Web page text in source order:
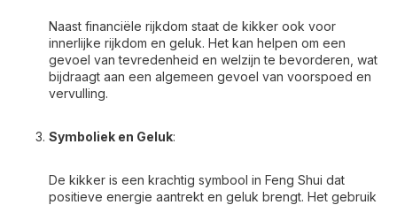
Naast financiële rijkdom staat de kikker ook voor
innerlijke rijkdom en geluk. Het kan helpen om een
gevoel van tevredenheid en welzijn te bevorderen, wat
bijdraagt aan een algemeen gevoel van voorspoed en
vervulling.
Symboliek en Geluk:
De kikker is een krachtig symbool in Feng Shui dat
positieve energie aantrekt en geluk brengt. Het gebruik